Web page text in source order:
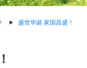
盛世华诞 家国昌盛！